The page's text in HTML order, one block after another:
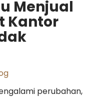
Menjual
Kantor
perubahan,